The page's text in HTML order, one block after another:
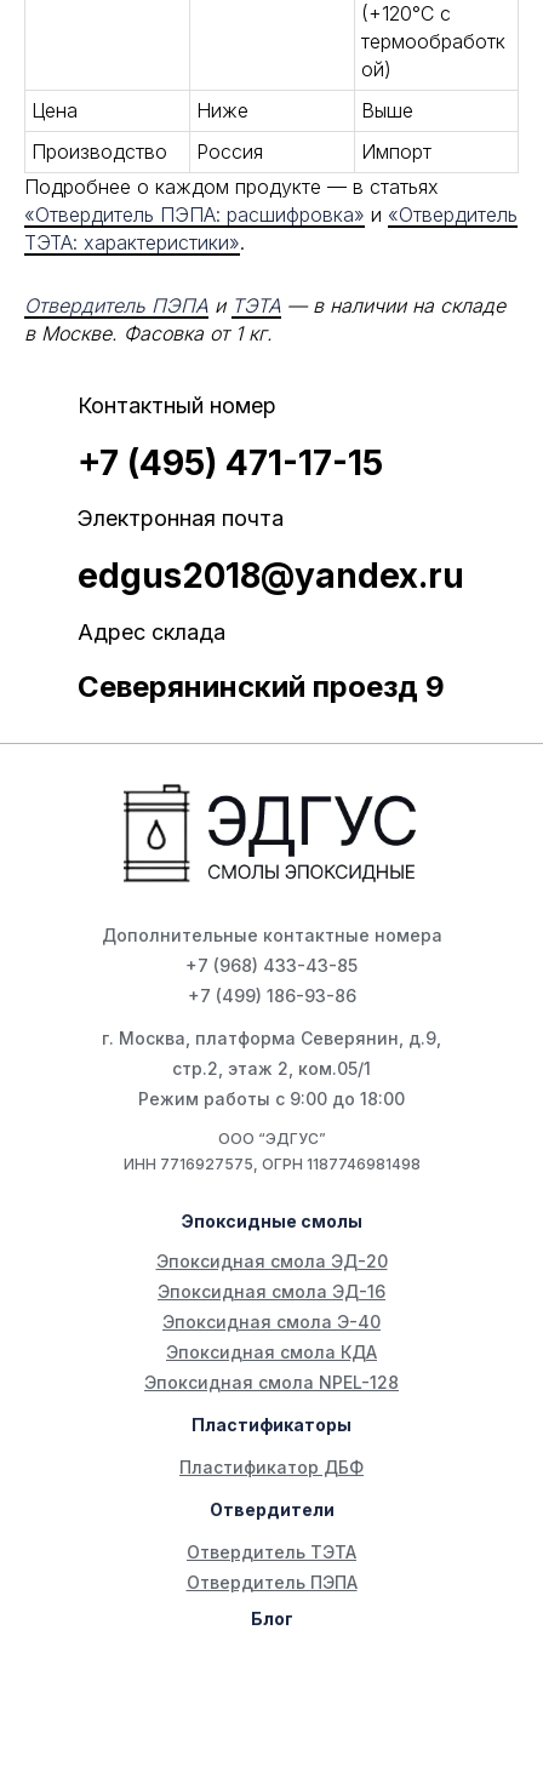
(+120°С с
термообработк
ой)
Цена
Ниже
Выше
Производство
Россия
Импорт
Подробнее о каждом продукте — в статьях
«Отвердитель ПЭПА: расшифровка» и «Отвердитель
ТЭТА: характеристики».
Отвердитель ПЭПА и ТЭТА — в наличии на складе
в Москве. Фасовка от 1 кг.
Контактный номер
+7 (495) 471-17-15
Электронная почта
edgus2018@yandex.ru
Адрес склада
Северянинский проезд 9
ООО “ЭДГУС”
ИНН 7716927575, ОГРН 1187746981498
Дополнительные контактные номера
+7 (968) 433-43-85
+7 (499) 186-93-86
Эпоксидная смола ЭД-20
Эпоксидная смола ЭД-16
Эпоксидная смола Э-40
Эпоксидная смола КДА
Эпоксидная смола NPEL-128
Эпоксидные смолы
Пластификаторы
Отвердители
Блог
Отвердитель ТЭТА
Отвердитель ПЭПА
Пластификатор ДБФ
г. Москва, платформа Северянин, д.9,
стр.2, этаж 2, ком.05/1
Режим работы с 9:00 до 18:00